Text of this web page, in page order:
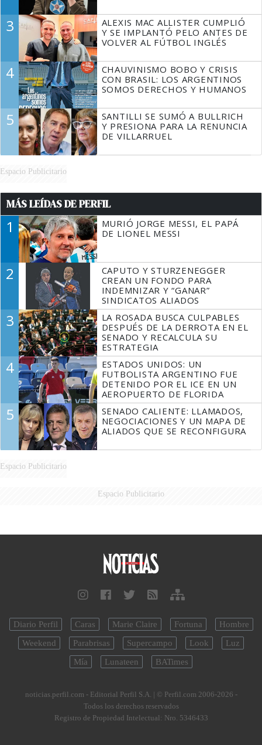
3
ALEXIS MAC ALLISTER CUMPLIÓ
Y SE IMPLANTÓ PELO ANTES DE
VOLVER AL FÚTBOL INGLÉS
4
CHAUVINISMO BOBO Y CRISIS
CON BRASIL: LOS ARGENTINOS
SOMOS DERECHOS Y HUMANOS
5
SANTILLI SE SUMÓ A BULLRICH
Y PRESIONA PARA LA RENUNCIA
DE VILLARRUEL
Espacio Publicitario
MÁS LEÍDAS DE PERFIL
1
MURIÓ JORGE MESSI, EL PAPÁ
DE LIONEL MESSI
2
CAPUTO Y STURZENEGGER
CREAN UN FONDO PARA
INDEMNIZAR Y “GANAR”
SINDICATOS ALIADOS
3
LA ROSADA BUSCA CULPABLES
DESPUÉS DE LA DERROTA EN EL
SENADO Y RECALCULA SU
ESTRATEGIA
4
ESTADOS UNIDOS: UN
FUTBOLISTA ARGENTINO FUE
DETENIDO POR EL ICE EN UN
AEROPUERTO DE FLORIDA
5
SENADO CALIENTE: LLAMADOS,
NEGOCIACIONES Y UN MAPA DE
ALIADOS QUE SE RECONFIGURA
Espacio Publicitario
Espacio Publicitario
Diario Perfil Caras Marie Claire Fortuna
Hombre
Weekend
Parabrisas Supercampo Look
Luz
Mía
Lunateen BATimes
noticias.perfil.com - Editorial Perfil S.A. | © Perfil.com 2006-2026 -
Todos los derechos reservados
Registro de Propiedad Intelectual: Nro. 5346433